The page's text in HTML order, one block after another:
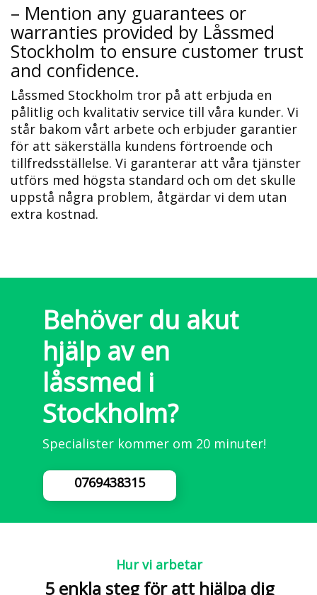
– Mention any guarantees or
warranties provided by Låssmed
Stockholm to ensure customer trust
and confidence.​
Låssmed Stockholm tror på att erbjuda en
pålitlig och kvalitativ service till våra kunder.​ Vi
står bakom vårt arbete och erbjuder garantier
för att säkerställa kundens förtroende och
tillfredsställelse.​ Vi garanterar att våra tjänster
utförs med högsta standard och om det skulle
uppstå några problem, åtgärdar vi dem utan
extra kostnad.​
Behöver du akut
hjälp av en
låssmed i
Stockholm?
Specialister kommer om 20 minuter!
0769438315
Hur vi arbetar
5 enkla steg för att hjälpa dig